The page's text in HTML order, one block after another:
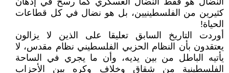
كثيرين من الفلسطينيين، بل هو نضال في كل قطاعات
الحياة!
أوردت التاريخ السابق تعليقا على الذين لا يزالون
يعتقدون بأن النظام الحزبي الفلسطيني نظام مقدس، لا
يأتيه الباطل من بين يديه، وأن ما يجري في الساحة
الفلسطينية من شقاق وخلاف وكره بين الأحزاب